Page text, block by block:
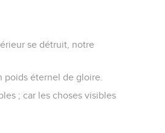
se détruit, notre
poids éternel de gloire.
; car les choses visibles